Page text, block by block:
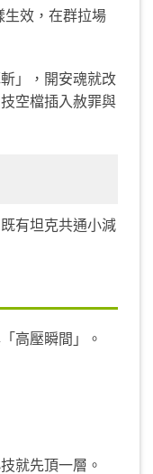
生效，在群拉場
」，開安魂就改
空檔插入赦罪與
有坦克共通小減
高壓瞬間」。
就先頂一層。